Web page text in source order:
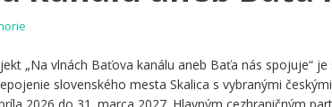
„Na vlnách Baťova kanálu aneb Baťa nás spojuje“
slovenského mesta Skalica s vybranými
2026 do 31. marca 2027. Hlavným cezhraničným